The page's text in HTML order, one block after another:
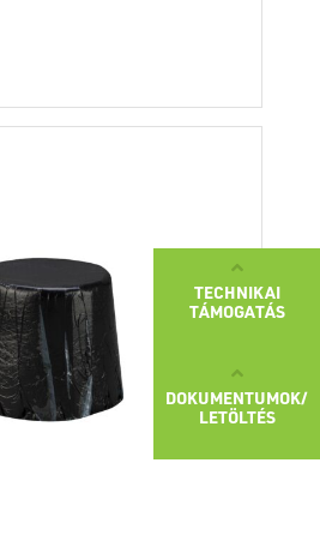
TECHNIKAI
TÁMOGATÁS
DOKUMENTUMOK/
LETÖLTÉS
éspedig a
történő vízszigetelő
Átlag
m2. A keveréket